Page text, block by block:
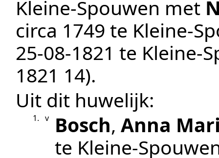
Kleine-Spouwen met
circa 1749 te Kleine-
25‑08‑1821 te Kleine-
1821 14).
Uit dit huwelijk:
1. v Bosch, Anna
te Kleine-